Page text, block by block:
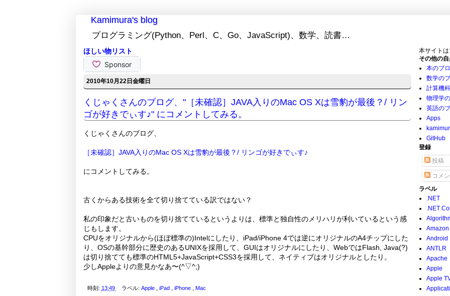
Kamimura's blog
プログラミング(Python、Perl、C、Go、JavaScript)、数学、読書…
ほしい物リスト
2010年10月22日金曜日
くじゃくさんのブログ、"［未確認］JAVA入りのMac OS Xは雪豹が最後？/ リン
ゴが好きでぃす♪" にコメントしてみる。
くじゃくさんのブログ、
［未確認］JAVA入りのMac OS Xは雪豹が最後？/ リンゴが好きでぃす♪
にコメントしてみる。
古くからある技術を全て切り捨てている訳ではない？
私の印象だと古いものを切り捨てているというよりは、標準と独自性のメリハリが利いているという感
じもします。
CPUをオリジナルから(ほぼ標準の)Intelにしたり、iPad/iPhone 4では逆にオリジナルのA4チップにした
り、OSの基幹部分に歴史のあるUNIXを採用して、GUIはオリジナルにしたり、WebではFlash, Java(?)
は切り捨てても標準のHTML5+JavaScript+CSS3を採用して、ネイティブはオリジナルとしたり。
少しAppleよりの意見かなあ〜(^▽^;)
時刻: 13:49 ラベル:Apple ,iPad ,iPhone ,Mac
本サイトは
その他の
本のブ
数学の
計算機
物理学
英語の
Apps
GitHub
登録
投稿
コメン
ラベル
.NET
.NET
Amazon
Android
ANTLR
Apache
Apple
Apple